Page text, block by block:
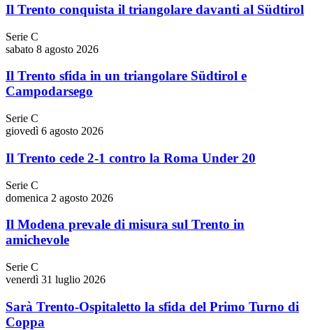
Il Trento conquista il triangolare davanti al Südtirol
Serie C
sabato 8 agosto 2026
Il Trento sfida in un triangolare Südtirol e
Campodarsego
Serie C
giovedì 6 agosto 2026
Il Trento cede 2-1 contro la Roma Under 20
Serie C
domenica 2 agosto 2026
Il Modena prevale di misura sul Trento in
amichevole
Serie C
venerdì 31 luglio 2026
Sarà Trento-Ospitaletto la sfida del Primo Turno di
Coppa